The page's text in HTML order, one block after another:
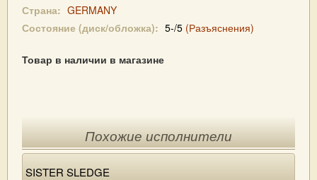
Страна: GERMANY
Состояние (диск/обложка): 5-/5 (Разъяснения)
Товар в наличии в магазине
Похожие исполнители
SISTER SLEDGE